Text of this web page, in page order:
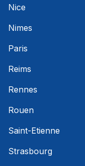
Nice
Nimes
Paris
Reims
Rennes
Rouen
Saint-Etienne
Strasbourg